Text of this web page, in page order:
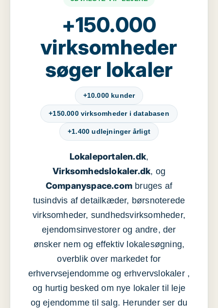
+150.000
virksomheder
søger lokaler
+10.000 kunder
+150.000 virksomheder i databasen
+1.400 udlejninger årligt
Lokaleportalen.dk,
Virksomhedslokaler.dk, og
Companyspace.com bruges af
tusindvis af detailkæder, børsnoterede
virksomheder, sundhedsvirksomheder,
ejendomsinvestorer og andre, der
ønsker nem og effektiv lokalesøgning,
overblik over markedet for
erhvervsejendomme og erhvervslokaler ,
og hurtig besked om nye lokaler til leje
og ejendomme til salg. Herunder ser du